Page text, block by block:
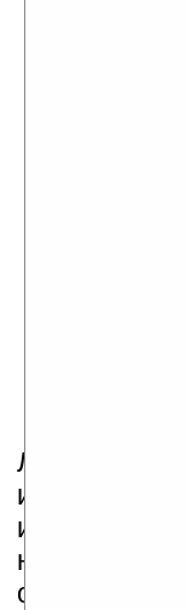
Ладошки
новости,
оставьте